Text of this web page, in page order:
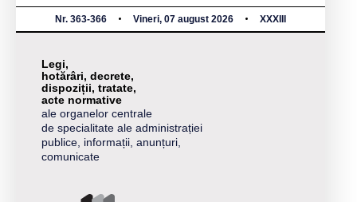
Nr. 363-366 Vineri, 07 august 2026 XXXIII
Legi,
hotărâri, decrete,
dispoziții, tratate,
acte normative
ale organelor centrale
de specialitate ale administrației
publice, informații, anunțuri,
comunicate